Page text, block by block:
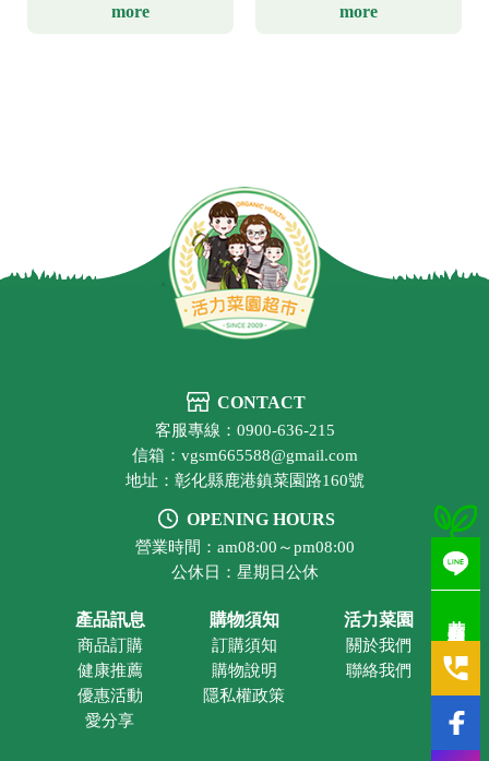
more more
CONTACT
客服專線：0900-636-215
信箱：vgsm665588@gmail.com
地址：彰化縣鹿港鎮菜園路160號
OPENING HOURS
營業時間：am08:00～pm08:00
公休日：星期日公休
產品訊息
商品訂購
健康推薦
優惠活動
愛分享
購物須知
訂購須知
購物說明
隱私權政策
活力菜園
關於我們
聯絡我們